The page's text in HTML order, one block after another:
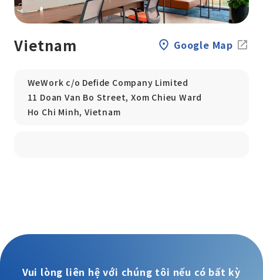
Vietnam Google Map
WeWork c/o Defide Company Limited
11 Doan Van Bo Street, Xom Chieu Ward
Ho Chi Minh, Vietnam
Vui lòng liên hệ với chúng tôi nếu có bất kỳ